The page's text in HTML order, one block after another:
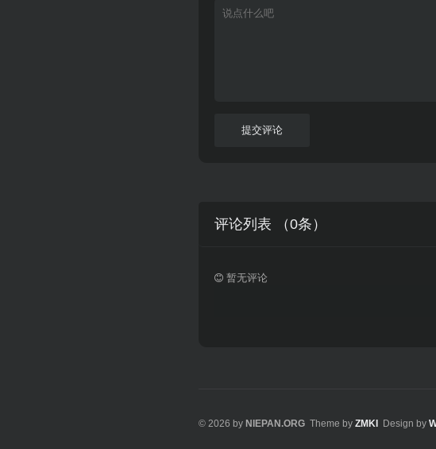
提交评论
评论列表 （0条）
暂无评论
© 2026 by NIEPAN.ORG Theme by ZMKI Design by